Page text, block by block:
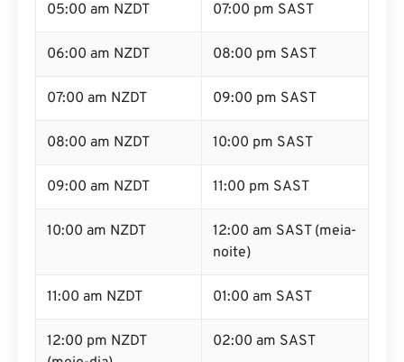
05:00 am NZDT 07:00 pm SAST
06:00 am NZDT 08:00 pm SAST
07:00 am NZDT 09:00 pm SAST
08:00 am NZDT 10:00 pm SAST
09:00 am NZDT 11:00 pm SAST
10:00 am NZDT
12:00 am SAST (meia-
noite)
11:00 am NZDT 01:00 am SAST
12:00 pm NZDT
02:00 am SAST